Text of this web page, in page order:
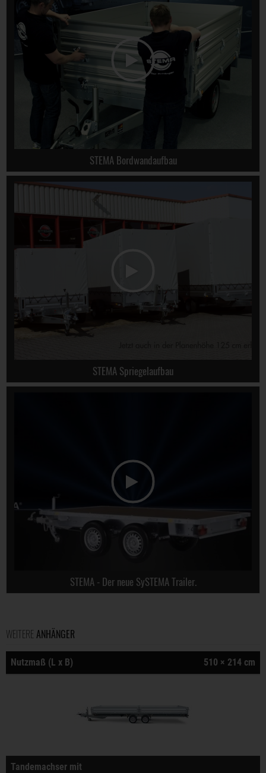
STEMA Bordwandaufbau
STEMA Spriegelaufbau
STEMA - Der neue SySTEMA Trailer.
WEITERE ANHÄNGER
Nutzmaß (L x B) 510 × 214 cm
Tandemachser mit